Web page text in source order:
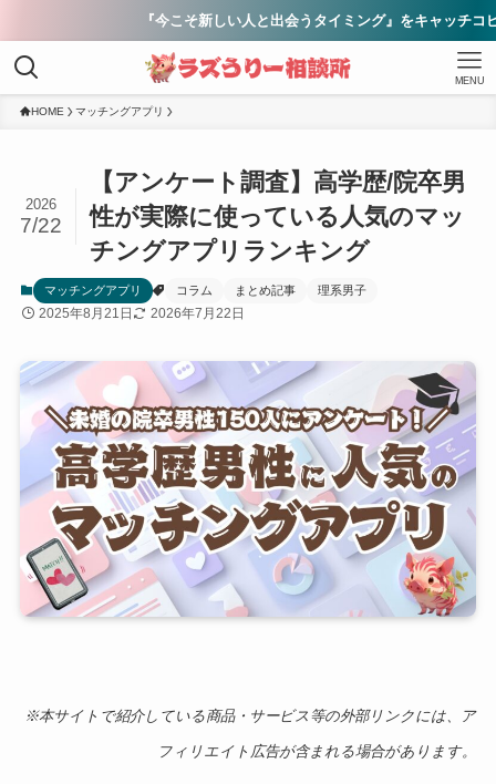
『今こそ新しい人と出会うタイミング』をキャッチコピーに、理系男子
MENU
HOME マッチングアプリ
【アンケート調査】高学歴/院卒男
性が実際に使っている人気のマッ
チングアプリランキング
2026
7/22
マッチングアプリ コラム まとめ記事 理系男子
2025年8月21日 2026年7月22日
※本サイトで紹介している商品・サービス等の外部リンクには、ア
フィリエイト広告が含まれる場合があります。